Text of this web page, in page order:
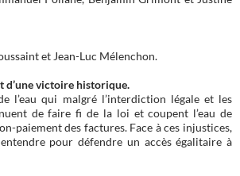
et Jean-Luc Mélenchon.
d’une victoire historique.
l’eau qui malgré l’interdiction légale et les
de faire fi de la loi et coupent l’eau de
paiement des factures. Face à ces injustices,
pour défendre un accès égalitaire à